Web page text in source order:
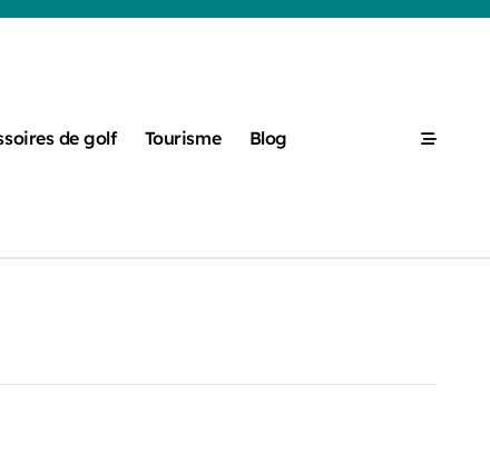
de golf Tourisme Blog